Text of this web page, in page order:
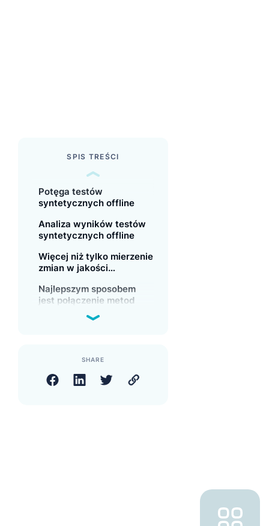
SPIS TREŚCI
Potęga testów
syntetycznych offline
Analiza wyników testów
syntetycznych offline
Więcej niż tylko mierzenie
zmian w jakości
Najlepszym sposobem
jest połączenie metod
SHARE